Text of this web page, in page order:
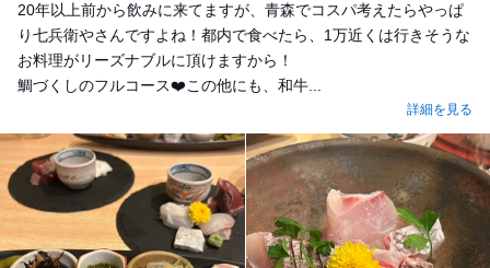
20年以上前から飲みに来てますが、青森でコスパ考えたらやっぱ
り七兵衛やさんですよね！都内で食べたら、1万近くは行きそうな
お料理がリーズナブルに頂けますから！
鯛づくしのフルコース❤️この他にも、和牛...
詳細を見る